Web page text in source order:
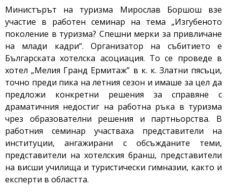
Министърът на туризма Мирослав Боршош взе
участие в работен семинар на тема „Изгубеното
поколение в туризма? Спешни мерки за привличане
на млади кадри“. Организатор на събитието е
Българската хотелска асоциация. То се проведе в
хотел „Мелия Гранд Ермитаж” в к. к. Златни пясъци,
точно преди пика на летния сезон и имаше за цел да
предложи конкретни решения за справяне с
драматичния недостиг на работна ръка в туризма
чрез образователни решения и партньорства. В
работния семинар участваха представители на
институции, ангажирани с обсъжданите теми,
представители на хотелския бранш, представители
на висши училища и туристически гимназии, както и
експерти в областта.